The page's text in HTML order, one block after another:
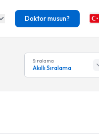
Doktor musun?
Sıralama
Akıllı Sıralama